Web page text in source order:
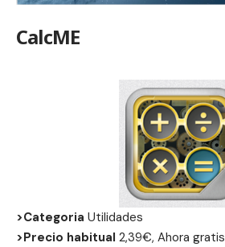
CalcME
>Categoria Utilidades
>Precio habitual 2,39€, Ahora gratis